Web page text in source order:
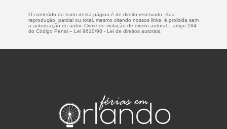
O conteúdo do texto desta página é de direito reservado. Sua
reprodução, parcial ou total, mesmo citando nossos links, é proibida sem
a autorização do autor. Crime de violação de direito autoral – artigo 184
do Código Penal – Lei 9610/98 - Lei de direitos autorais